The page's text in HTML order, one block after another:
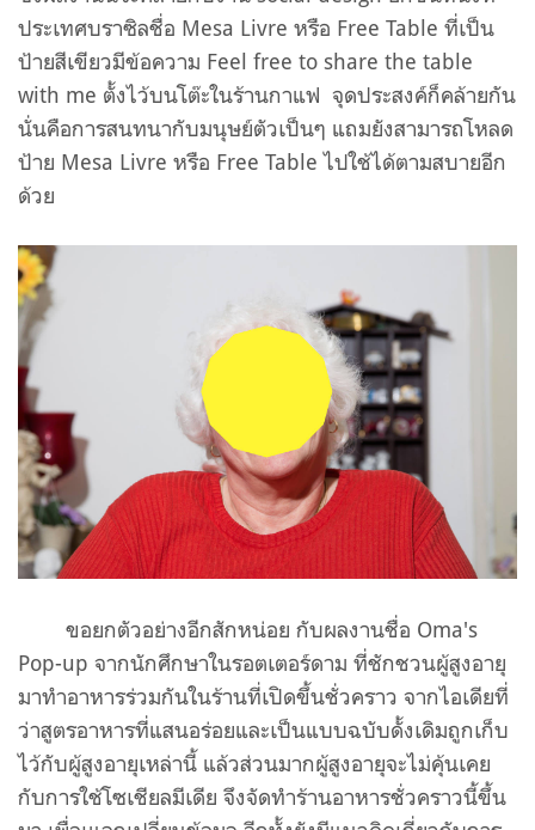
ประเทศบราซิลชื่อ Mesa Livre หรือ Free Table ที่เป็น
ป้ายสีเขียวมีข้อความ Feel free to share the table
with me ตั้งไว้บนโต๊ะในร้านกาแฟ จุดประสงค์ก็คล้ายกัน
นั่นคือการสนทนากับมนุษย์ตัวเป็นๆ แถมยังสามารถโหลด
ป้าย Mesa Livre หรือ Free Table ไปใช้ได้ตามสบายอีก
ด้วย
ขอยกตัวอย่างอีกสักหน่อย กับผลงานชื่อ Oma's
Pop-up จากนักศึกษาในรอตเตอร์ดาม ที่ชักชวนผู้สูงอายุ
มาทำอาหารร่วมกันในร้านที่เปิดขึ้นชั่วคราว จากไอเดียที่
ว่าสูตรอาหารที่แสนอร่อยและเป็นแบบฉบับดั้งเดิมถูกเก็บ
ไว้กับผู้สูงอายุเหล่านี้ แล้วส่วนมากผู้สูงอายุจะไม่คุ้นเคย
กับการใช้โซเชียลมีเดีย จึงจัดทำร้านอาหารชั่วคราวนี้ขึ้น